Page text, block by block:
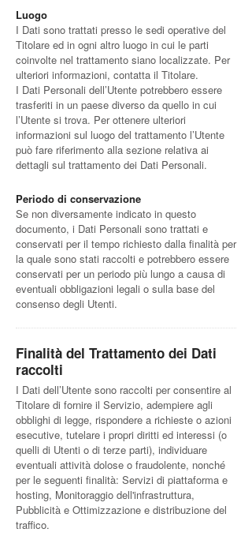
Luogo
I Dati sono trattati presso le sedi operative del
Titolare ed in ogni altro luogo in cui le parti
coinvolte nel trattamento siano localizzate. Per
ulteriori informazioni, contatta il Titolare.
I Dati Personali dell’Utente potrebbero essere
trasferiti in un paese diverso da quello in cui
l’Utente si trova. Per ottenere ulteriori
informazioni sul luogo del trattamento l’Utente
può fare riferimento alla sezione relativa ai
dettagli sul trattamento dei Dati Personali.
Periodo di conservazione
Se non diversamente indicato in questo
documento, i Dati Personali sono trattati e
conservati per il tempo richiesto dalla finalità per
la quale sono stati raccolti e potrebbero essere
conservati per un periodo più lungo a causa di
eventuali obbligazioni legali o sulla base del
consenso degli Utenti.
Finalità del Trattamento dei Dati
raccolti
I Dati dell’Utente sono raccolti per consentire al
Titolare di fornire il Servizio, adempiere agli
obblighi di legge, rispondere a richieste o azioni
esecutive, tutelare i propri diritti ed interessi (o
quelli di Utenti o di terze parti), individuare
eventuali attività dolose o fraudolente, nonché
per le seguenti finalità: Servizi di piattaforma e
hosting, Monitoraggio dell'infrastruttura,
Pubblicità e Ottimizzazione e distribuzione del
traffico.